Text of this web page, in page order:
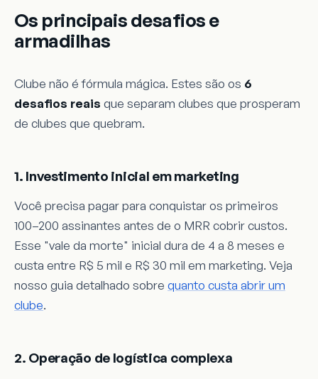
Os principais desafios e
armadilhas
Clube não é fórmula mágica. Estes são os 6
desafios reais que separam clubes que prosperam
de clubes que quebram.
1. Investimento inicial em marketing
Você precisa pagar para conquistar os primeiros
100–200 assinantes antes de o MRR cobrir custos.
Esse "vale da morte" inicial dura de 4 a 8 meses e
custa entre R$ 5 mil e R$ 30 mil em marketing. Veja
nosso guia detalhado sobre quanto custa abrir um
clube.
2. Operação de logística complexa